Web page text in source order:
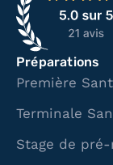
Préparations
Première
Terminale
Stage de